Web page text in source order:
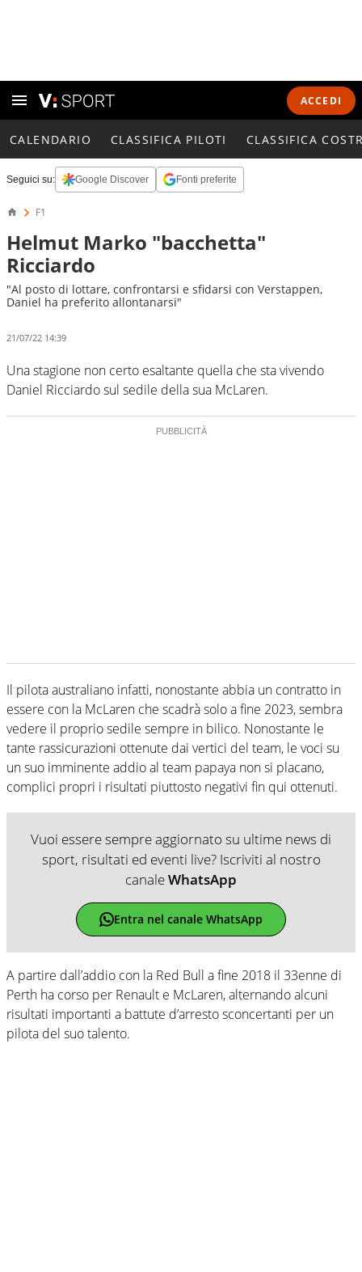
ACCEDI
CALENDARIO CLASSIFICA PILOTI CLASSIFICA
Seguici su: Google Discover Fonti preferite
F1
Helmut Marko "bacchetta"
Ricciardo
"Al posto di lottare, confrontarsi e sfidarsi con Verstappen,
Daniel ha preferito allontanarsi"
21/07/22 14:39
Una stagione non certo esaltante quella che sta vivendo
Daniel Ricciardo sul sedile della sua McLaren.
Il pilota australiano infatti, nonostante abbia un contratto in
essere con la McLaren che scadrà solo a fine 2023, sembra
vedere il proprio sedile sempre in bilico. Nonostante le
tante rassicurazioni ottenute dai vertici del team, le voci su
un suo imminente addio al team papaya non si placano,
complici propri i risultati piuttosto negativi fin qui ottenuti.
Vuoi essere sempre aggiornato su ultime news di
sport, risultati ed eventi live? Iscriviti al nostro
canaleWhatsApp
Entra nel canale WhatsApp
A partire dall’addio con la Red Bull a fine 2018 il 33enne di
Perth ha corso per Renault e McLaren, alternando alcuni
risultati importanti a battute d’arresto sconcertanti per un
pilota del suo talento.